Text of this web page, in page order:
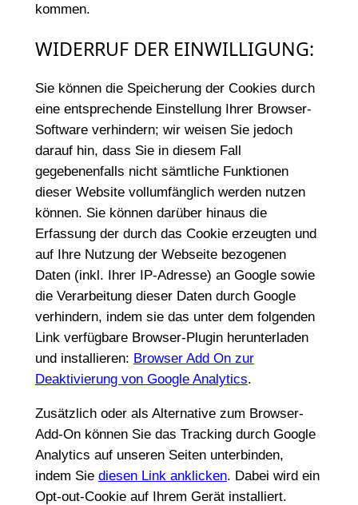
kommen.
WIDERRUF DER EINWILLIGUNG:
Sie können die Speicherung der Cookies durch
eine entsprechende Einstellung Ihrer Browser-
Software verhindern; wir weisen Sie jedoch
darauf hin, dass Sie in diesem Fall
gegebenenfalls nicht sämtliche Funktionen
dieser Website vollumfänglich werden nutzen
können. Sie können darüber hinaus die
Erfassung der durch das Cookie erzeugten und
auf Ihre Nutzung der Webseite bezogenen
Daten (inkl. Ihrer IP-Adresse) an Google sowie
die Verarbeitung dieser Daten durch Google
verhindern, indem sie das unter dem folgenden
Link verfügbare Browser-Plugin herunterladen
und installieren: Browser Add On zur
Deaktivierung von Google Analytics.
Zusätzlich oder als Alternative zum Browser-
Add-On können Sie das Tracking durch Google
Analytics auf unseren Seiten unterbinden,
indem Sie diesen Link anklicken. Dabei wird ein
Opt-out-Cookie auf Ihrem Gerät installiert.